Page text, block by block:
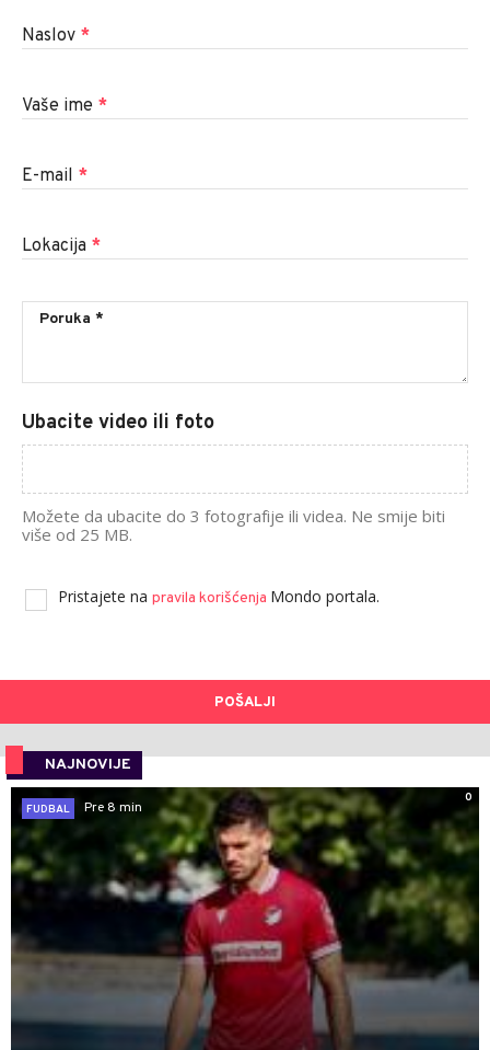
Naslov *
Vaše ime *
E-mail *
Lokacija *
Ubacite video ili foto
Možete da ubacite do 3 fotografije ili videa. Ne smije biti
više od 25 MB.
Pristajete na pravila korišćenja Mondo portala.
POŠALJI
NAJNOVIJE
0
FUDBAL
Pre 8 min